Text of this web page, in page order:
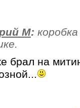
М:
брал на